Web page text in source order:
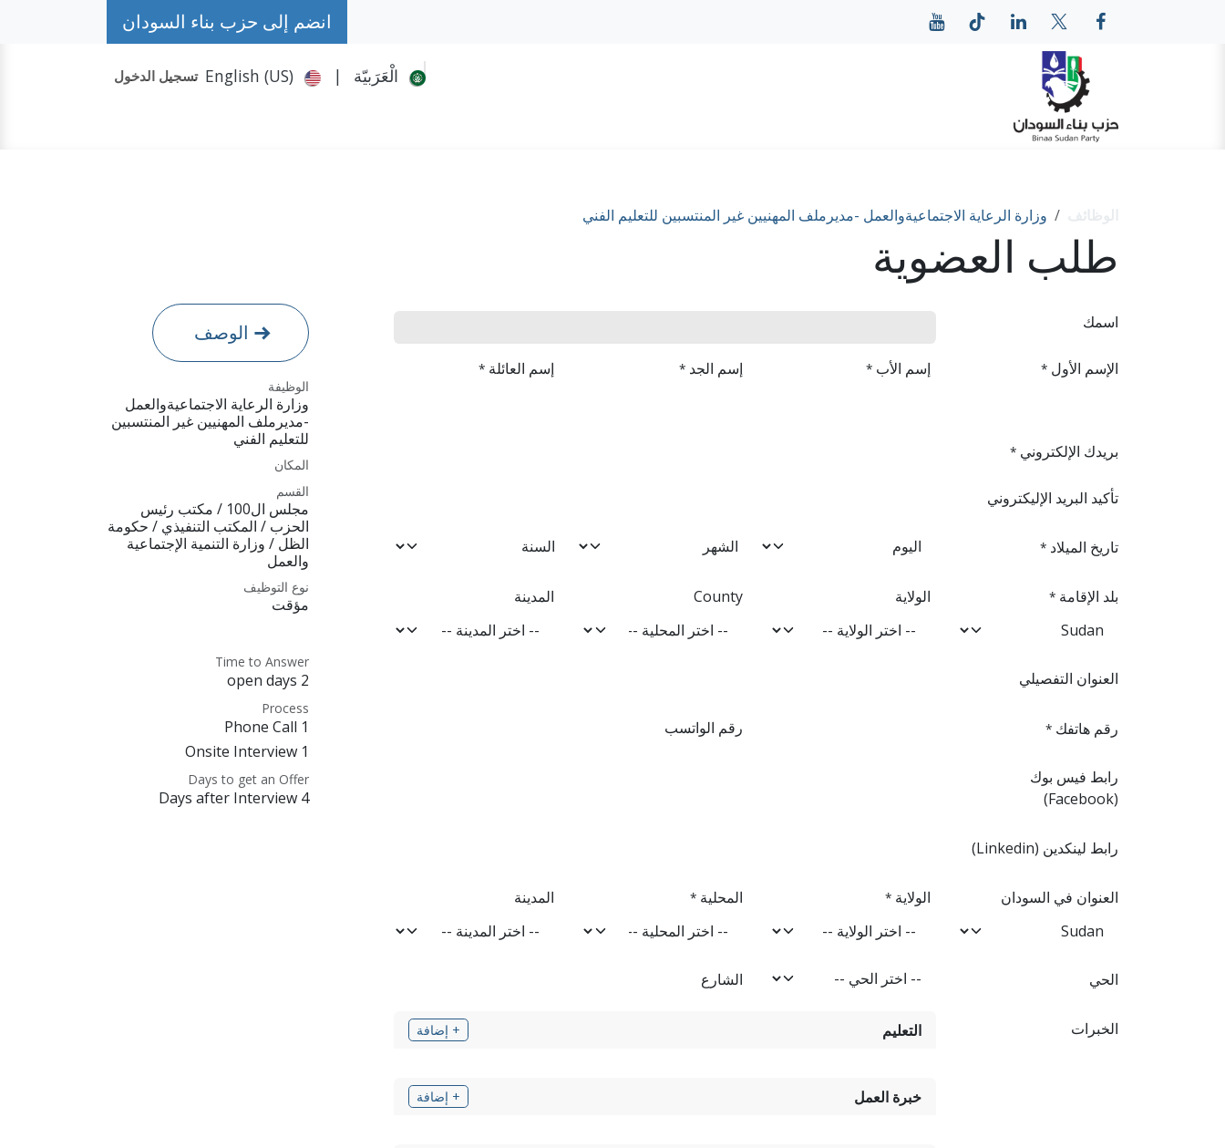
تخطي للذهاب إلى المحتوى انضم إلى حزب بناء السودان
الْعَرَبيّة |
English (US) تسجيل الدخول
وزارة الرعاية الاجتماعيةوالعمل -مديرملف المهنيين غير المنتسبين للتعليم الفني
طلب العضوية
اسمك
الإسم الأول * إسم الأب * إسم الجد * إسم العائلة *
بريدك الإلكتروني *
تأكيد البريد الإليكتروني
تاريخ الميلاد *
بلد الإقامة * الولاية County المدينة
العنوان التفصيلي
رقم هاتفك * رقم الواتسب
رابط فيس بوك
(Facebook)
رابط لينكدين (Linkedin)
العنوان في السودان الولاية * المحلية* المدينة
الحي الشارع
الخبرات التعليم + إضافة
خبرة العمل + إضافة
الوصف
الوظيفة
وزارة الرعاية الاجتماعيةوالعمل
-مديرملف المهنيين غير المنتسبين
للتعليم الفني
المكان
القسم
مجلس ال100 / مكتب رئيس
الحزب / المكتب التنفيذي / حكومة
الظل / وزارة التنمية الإجتماعية
والعمل
نوع التوظيف
مؤقت
Time to Answer
2 open days
Process
1 Phone Call
1 Onsite Interview
Days to get an Offer
4 Days after Interview